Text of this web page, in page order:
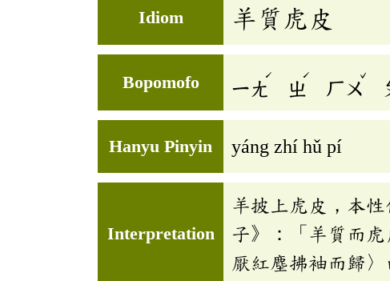
Idiom 羊質虎皮
Bopomofo ㄧㄤ
ˊ
ㄓ
ˊ
ㄏㄨ
ˇ
Hanyu Pinyin yáng zhí hǔ pí
Interpretation
羊披上虎皮，本
子》：「羊質而
厭紅塵拂袖而歸